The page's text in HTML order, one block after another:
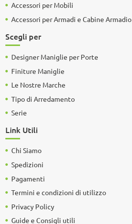
Accessori per Mobili
Accessori per Armadi e Cabine Armadio
Scegli per
Designer Maniglie per Porte
Finiture Maniglie
Le Nostre Marche
Tipo di Arredamento
Serie
Link Utili
Chi Siamo
Spedizioni
Pagamenti
Termini e condizioni di utilizzo
Privacy Policy
Guide e Consigli utili